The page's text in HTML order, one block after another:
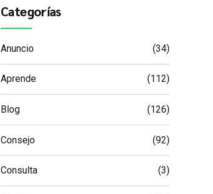
Categorías
Anuncio (34)
Aprende (112)
Blog (126)
Consejo (92)
Consulta (3)